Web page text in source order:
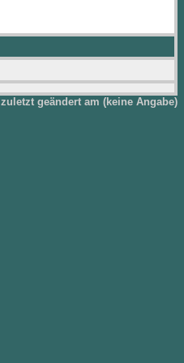
zuletzt geändert am (keine Angabe)